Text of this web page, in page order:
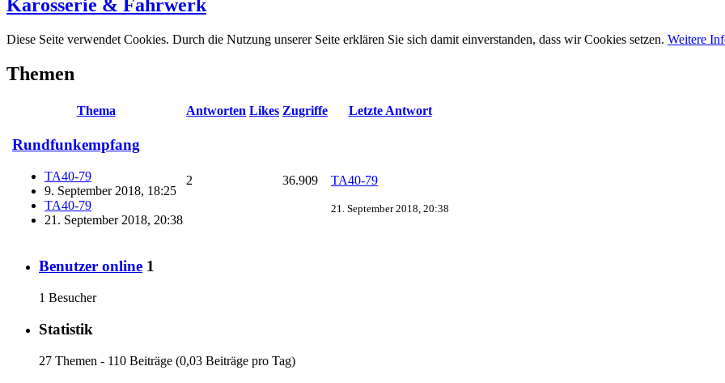
Karosserie & Fahrwerk
Diese Seite verwendet Cookies. Durch die Nutzung unserer Seite erklären Sie sich damit einverstanden, dass wir Cookies setzen. Weitere
Themen
Thema Antworten Likes Zugriffe Letzte Antwort
Rundfunkempfang
TA40-79
9. September 2018, 18:25
TA40-79
21. September 2018, 20:38
2 36.909 TA40-79
21. September 2018, 20:38
Benutzer online 1
1 Besucher
Statistik
27 Themen - 110 Beiträge (0,03 Beiträge pro Tag)